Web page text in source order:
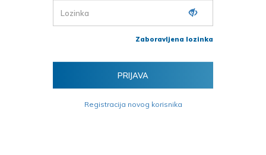
Zaboravljena lozinka
Registracija novog korisnika